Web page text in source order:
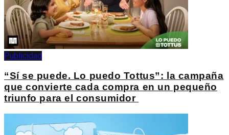
Publicidad
“Sí se puede. Lo puedo Tottus”: la campaña
que convierte cada compra en un pequeño
triunfo para el consumidor